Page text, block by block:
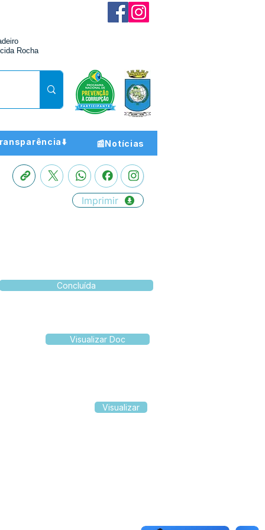
Rocha
📰Notícias
Imprimir
Concluída
Visualizar Doc
Visualizar